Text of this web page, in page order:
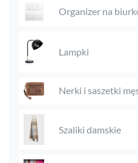
Organizer na
Lampki
Nerki i saszetki
Szaliki damskie